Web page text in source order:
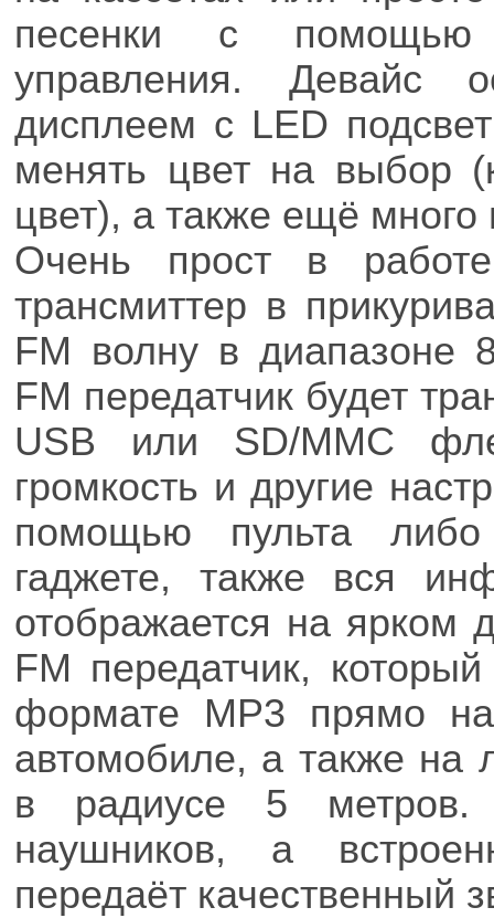
песенки с помощью
управления. Девайс
дисплеем с LED
менять цвет на выбор
цвет), а также ещё много
Очень прост в
трансмиттер в
FM волну в диапазоне
FM передатчик будет
USB или SD/MMC
громкость и другие
помощью пульта
гаджете, также вся
отображается на ярком
FM передатчик,
формате MP3 прямо
автомобиле, а также на
в радиусе 5
наушников, а
передаёт качественный